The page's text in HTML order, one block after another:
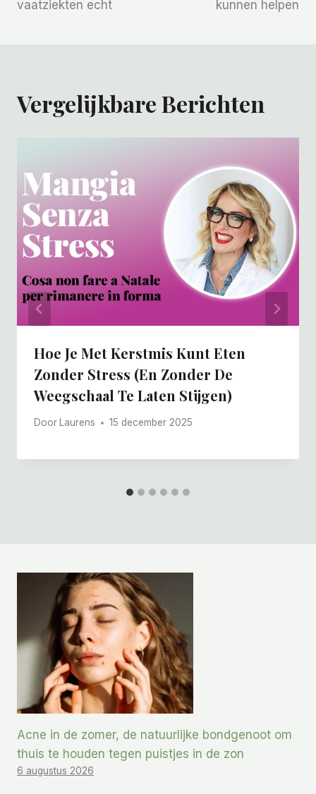
vaatziekten echt kunnen helpen
Vergelijkbare Berichten
Hoe Je Met Kerstmis Kunt Eten
Zonder Stress (en Zonder De
Weegschaal Te Laten Stijgen)
Door Laurens 15 december 2025
Acne in de zomer, de natuurlijke bondgenoot om
thuis te houden tegen puistjes in de zon
6 augustus 2026